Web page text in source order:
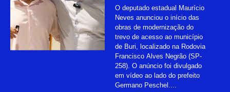
O deputado estadual Maurício
Neves anunciou o início das
obras de modernização do
trevo de acesso ao município
de Buri, localizado na Rodovia
Francisco Alves Negrão (SP-
258). O anúncio foi divulgado
em vídeo ao lado do prefeito
Germano Peschel....